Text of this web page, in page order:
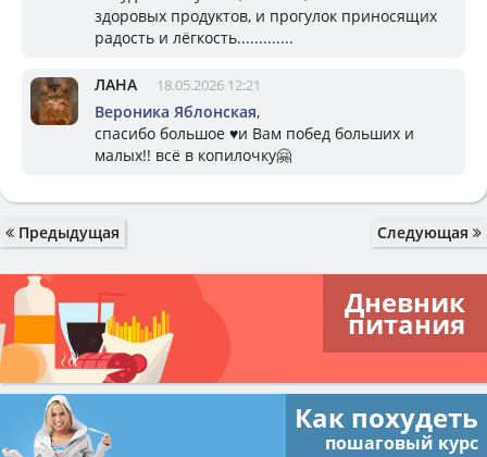
здоровых продуктов, и прогулок приносящих
радость и лёгкость.............
ЛАНА 18.05.2026 12:21
Вероника Яблонская,
спасибо большое ♥️и Вам побед больших и
малых!! всё в копилочку🤗
Предыдущая Следующая
Дневник
питания
Как похудеть
пошаговый курс